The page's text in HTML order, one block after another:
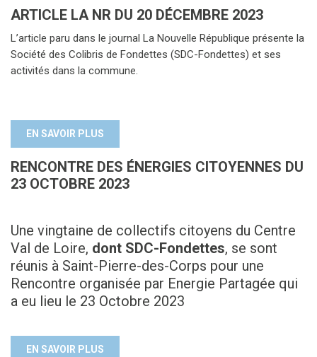
ARTICLE LA NR DU 20 DÉCEMBRE 2023
L’article paru dans le journal La Nouvelle République présente la
Société des Colibris de Fondettes (SDC-Fondettes) et ses
activités dans la commune.
EN SAVOIR PLUS
RENCONTRE DES ÉNERGIES CITOYENNES DU
23 OCTOBRE 2023
Une vingtaine de collectifs citoyens du Centre
Val de Loire, dont SDC-Fondettes, se sont
réunis à Saint-Pierre-des-Corps pour une
Rencontre organisée par Energie Partagée qui
a eu lieu le 23 Octobre 2023
EN SAVOIR PLUS